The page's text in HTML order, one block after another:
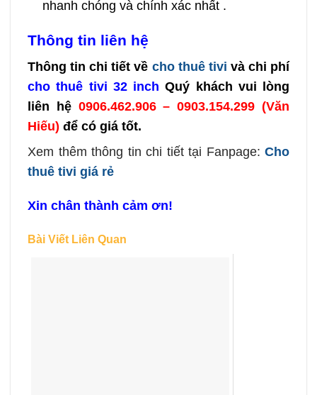
nhanh chóng và chính xác nhất .
Thông tin liên hệ
Thông tin chi tiết về cho thuê tivi và chi phí
cho thuê tivi 32 inch Quý khách vui lòng
liên hệ 0906.462.906 – 0903.154.299 (Văn
Hiếu) để có giá tốt.
Xem thêm thông tin chi tiết tại Fanpage: Cho
thuê tivi giá rẻ
Xin chân thành cảm ơn!
Bài Viết Liên Quan